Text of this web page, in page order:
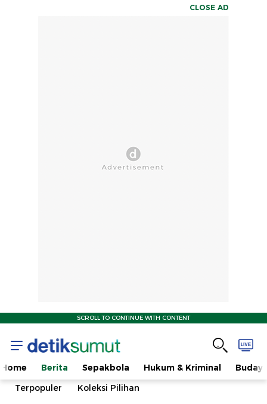
CLOSE AD
SCROLL TO CONTINUE WITH CONTENT
Home Berita Sepakbola Hukum & Kriminal
Terpopuler
Koleksi Pilihan